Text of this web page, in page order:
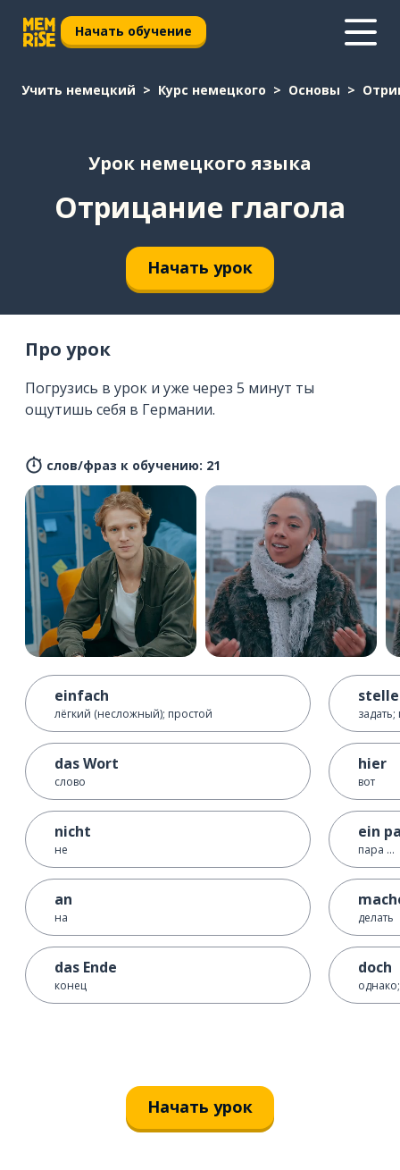
Начать обучение
Учить немецкий Курс немецкого Основы
Урок немецкого языка
Отрицание глагола
Начать урок
Про урок
Погрузись в урок и уже через 5 минут ты
ощутишь себя в Германии.
слов/фраз к обучению: 21
einfach
лёгкий (несложный); простой
das Wort
слово
nicht
не
an
на
das Ende
конец
задать;
hier
вот
ein
пара ...
делать
doch
Начать урок